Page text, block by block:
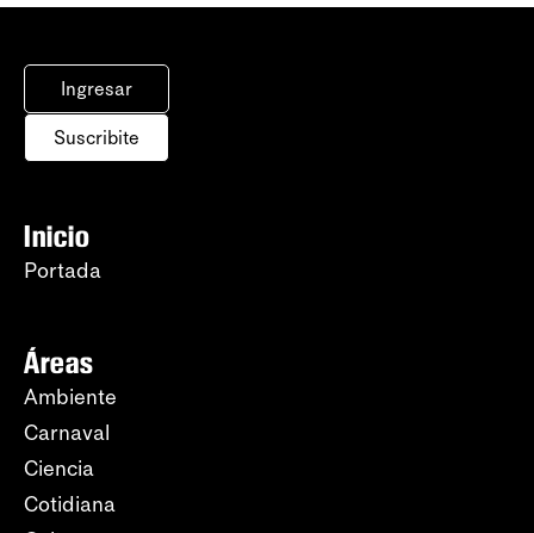
Ingresar
Suscribite
Inicio
Portada
Áreas
Ambiente
Carnaval
Ciencia
Cotidiana